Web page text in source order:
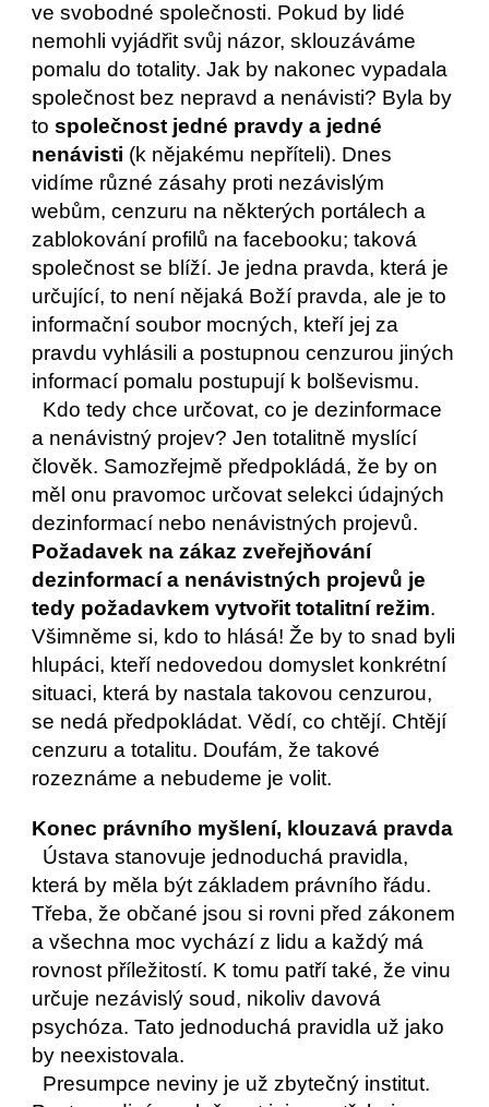
ve svobodné společnosti. Pokud by lidé
nemohli vyjádřit svůj názor, sklouzáváme
pomalu do totality. Jak by nakonec vypadala
společnost bez nepravd a nenávisti? Byla by
to společnost jedné pravdy a jedné
nenávisti (k nějakému nepříteli). Dnes
vidíme různé zásahy proti nezávislým
webům, cenzuru na některých portálech a
zablokování profilů na facebooku; taková
společnost se blíží. Je jedna pravda, která je
určující, to není nějaká Boží pravda, ale je to
informační soubor mocných, kteří jej za
pravdu vyhlásili a postupnou cenzurou jiných
informací pomalu postupují k bolševismu.
a nenávistný projev? Jen totalitně myslící
člověk. Samozřejmě předpokládá, že by on
měl onu pravomoc určovat selekci údajných
Požadavek na zákaz zveřejňování
dezinformací a nenávistných projevů je
tedy požadavkem vytvořit totalitní režim.
Všimněme si, kdo to hlásá! Že by to snad byli
hlupáci, kteří nedovedou domyslet konkrétní
situaci, která by nastala takovou cenzurou,
se nedá předpokládat. Vědí, co chtějí. Chtějí
cenzuru a totalitu. Doufám, že takové
rozeznáme a nebudeme je volit.
Konec právního myšlení, klouzavá pravda
která by měla být základem právního řádu.
Třeba, že občané jsou si rovni před zákonem
a všechna moc vychází z lidu a každý má
rovnost příležitostí. K tomu patří také, že vinu
určuje nezávislý soud, nikoliv davová
psychóza. Tato jednoduchá pravidla už jako
by neexistovala.